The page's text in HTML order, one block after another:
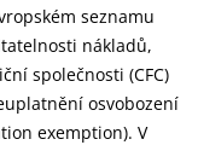
seznamu
nákladů,
společnosti (CFC)
osvobození
exemption). V